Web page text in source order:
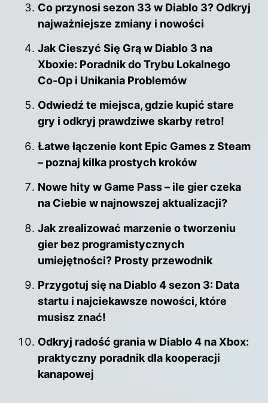
Co przynosi sezon 33 w Diablo 3? Odkryj
najważniejsze zmiany i nowości
Jak Cieszyć Się Grą w Diablo 3 na
Xboxie: Poradnik do Trybu Lokalnego
Co-Op i Unikania Problemów
Odwiedź te miejsca, gdzie kupić stare
gry i odkryj prawdziwe skarby retro!
Łatwe łączenie kont Epic Games z Steam
– poznaj kilka prostych kroków
Nowe hity w Game Pass – ile gier czeka
na Ciebie w najnowszej aktualizacji?
Jak zrealizować marzenie o tworzeniu
gier bez programistycznych
umiejętności? Prosty przewodnik
Przygotuj się na Diablo 4 sezon 3: Data
startu i najciekawsze nowości, które
musisz znać!
Odkryj radość grania w Diablo 4 na Xbox:
praktyczny poradnik dla kooperacji
kanapowej